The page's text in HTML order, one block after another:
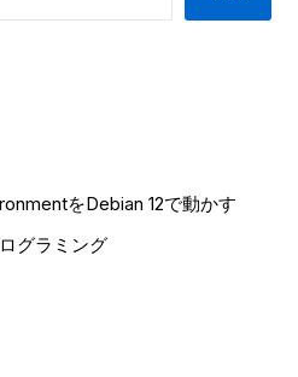
をDebian 12で動かす
グラミング